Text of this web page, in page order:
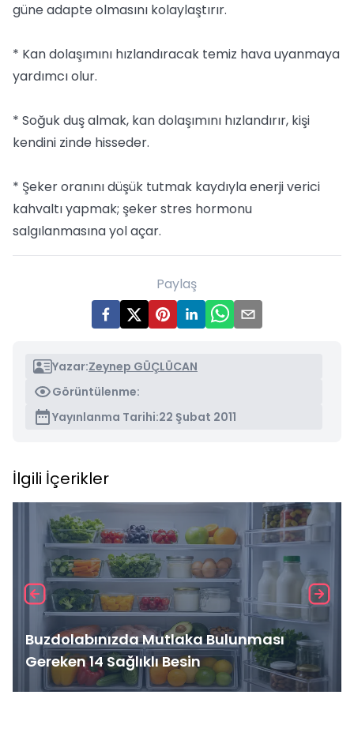
güne adapte olmasını kolaylaştırır.
* Kan dolaşımını hızlandıracak temiz hava uyanmaya
yardımcı olur.
* Soğuk duş almak, kan dolaşımını hızlandırır, kişi
kendini zinde hisseder.
* Şeker oranını düşük tutmak kaydıyla enerji verici
kahvaltı yapmak; şeker stres hormonu
salgılanmasına yol açar.
Paylaş
Yazar:Zeynep GÜÇLÜCAN
Görüntülenme:
Yayınlanma Tarihi:22 Şubat 2011
İlgili İçerikler
Buzdolabınızda Mutlaka Bulunması
Gereken 14 Sağlıklı Besin